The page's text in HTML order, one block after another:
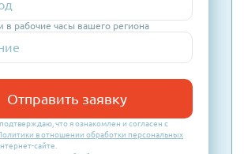
рабочие часы вашего региона
Отправить заявку
что я ознакомлен и согласен с
в отношении обработки персональных
сайте.